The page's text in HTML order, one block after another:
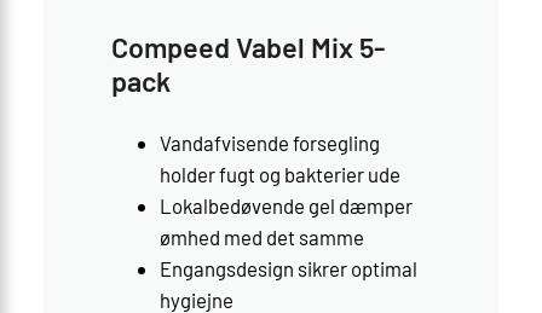
Compeed Vabel Mix 5-
pack
Vandafvisende forsegling
holder fugt og bakterier ude
Lokalbedøvende gel dæmper
ømhed med det samme
Engangs­design sikrer optimal
hygiejne